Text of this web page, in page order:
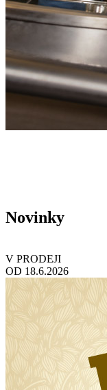
Novinky
V PRODEJI
OD 18.6.2026